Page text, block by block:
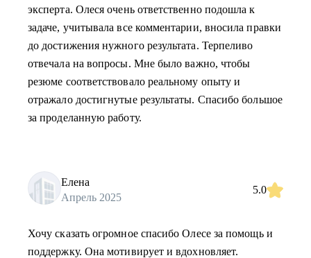
эксперта. Олеся очень ответственно подошла к
задаче, учитывала все комментарии, вносила правки
до достижения нужного результата. Терпеливо
отвечала на вопросы. Мне было важно, чтобы
резюме соответствовало реальному опыту и
отражало достигнутые результаты. Спасибо большое
за проделанную работу.
Елена
Апрель 2025
5.0
Хочу сказать огромное спасибо Олесе за помощь и
поддержку. Она мотивирует и вдохновляет.